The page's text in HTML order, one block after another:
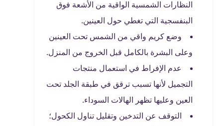
النظارات الشمسية الواقية من الأشعة فوق
البنفسجية التي تغطي حول العينين.
وضع كريم واقي من الشمس تحت العينين
وعلى البشرة بالكامل قبل الخروج من المنزل.
عدم الإفراط في استعمال منتجات
التجميل لأنها تسبب ترقق في طبقة الجلد تحت
العين وعليها تظهر الهالات السوداء.
التوقف عن التدخين وتقليل تناول الكحول؛